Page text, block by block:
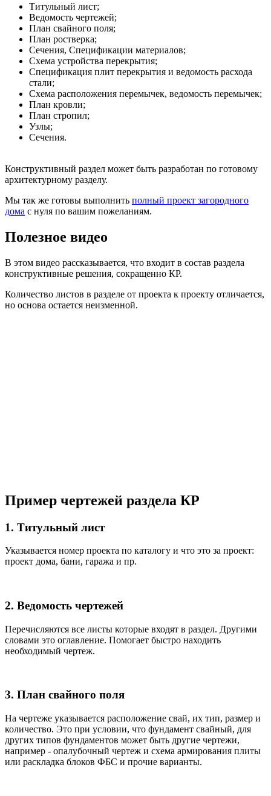
Титульный лист;
Ведомость чертежей;
План свайного поля;
План ростверка;
Сечения, Спецификации материалов;
Схема устройства перекрытия;
Спецификация плит перекрытия и ведомость расхода
стали;
Схема расположения перемычек, ведомость перемычек;
План кровли;
План стропил;
Узлы;
Сечения.
Конструктивный раздел может быть разработан по готовому
архитектурному разделу.
Мы так же готовы выполнить полный проект загородного
дома с нуля по вашим пожеланиям.
Полезное видео
В этом видео рассказывается, что входит в состав раздела
конструктивные решения, сокращенно КР.
Количество листов в разделе от проекта к проекту отличается,
но основа остается неизменной.
Пример чертежей раздела КР
1. Титульный лист
Указывается номер проекта по каталогу и что это за проект:
проект дома, бани, гаража и пр.
2. Ведомость чертежей
Перечисляются все листы которые входят в раздел. Другими
словами это оглавление. Помогает быстро находить
необходимый чертеж.
3. План свайного поля
На чертеже указывается расположение свай, их тип, размер и
количество. Это при условии, что фундамент свайный, для
других типов фундаментов может быть другие чертежи,
например - опалубочный чертеж и схема армирования плиты
или раскладка блоков ФБС и прочие варианты.